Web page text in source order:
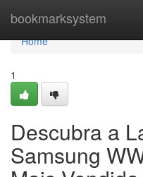
bookmarksystem
Home
Home
1
Descubra a
Samsung